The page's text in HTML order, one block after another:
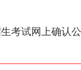
考试网上确认